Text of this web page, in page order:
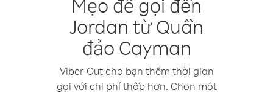
Mẹo để gọi đến
Jordan từ Quần
đảo Cayman
Viber Out cho bạn thêm thời gian
gọi với chi phí thấp hơn. Chọn một